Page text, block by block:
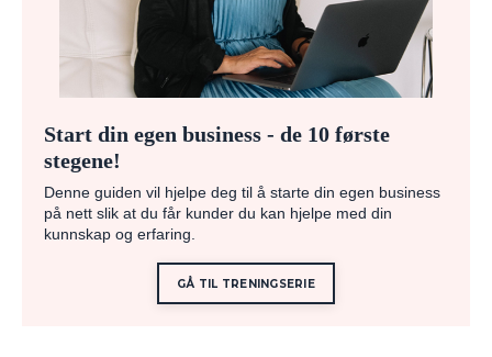
Start din egen business - de 10 første
stegene!
Denne guiden vil hjelpe deg til å starte din egen business
på nett slik at du får kunder du kan hjelpe med din
kunnskap og erfaring.
GÅ TIL TRENINGSERIE